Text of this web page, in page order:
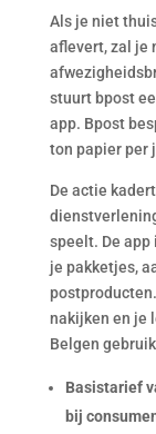
Als je niet
aflevert, zal je
stuurt bpost
app. Bpost
ton papier per
De actie
speelt. De
je pakketjes,
nakijken en je
Belgen
Basistarief
bij